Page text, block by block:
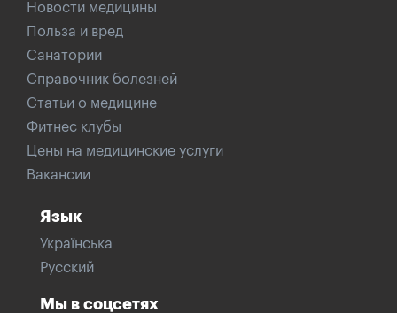
Новости медицины
Польза и вред
Санатории
Справочник болезней
Статьи о медицине
Фитнес клубы
Цены на медицинские услуги
Вакансии
Язык
Українська
Русский
Мы в соцсетях